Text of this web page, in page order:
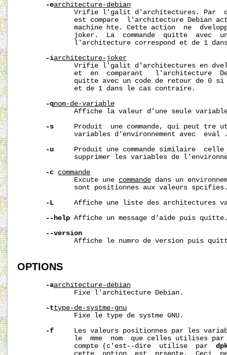
-earchitecture-debian
Vrifie l'galit d'architectures. Par
est compare  l'architecture Debian
machine hte. Cette action  ne
joker.  La  commande  quitte  avec
l'architecture correspond et de 1
-iarchitecture-joker
Vrifie l'galit d'architectures en
et  en  comparant   l'architecture
quitte avec un code de retour de 0
              et de 1 dans le cas contraire.
-qnom-de-variable
Affiche la valeur d'une seule
-s
Produit  une commande, qui peut tre
variables d'environnement avec  eval
-u
Produit une commande similaire
supprimer les variables de
-c commande
              Excute une
commande dans un
sont positionnes aux valeurs
-L
Affiche une liste des architectures
--help Affiche un message d'aide puis
--version
Affiche le numro de version puis
OPTIONS
-aarchitecture-debian
              Fixe l'architecture Debian.
-ttype-de-systme-gnu
              Fixe le type de systme GNU.
-f
Les valeurs positionnes par les
le  mme  nom  que celles utilises
              compte (c'est--dire  utilise  par